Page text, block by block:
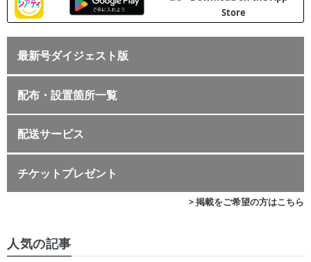
最新号ダイジェスト版
配布・設置箇所一覧
配送サービス
チケットプレゼント
> 掲載をご希望の方はこちら
人気の記事